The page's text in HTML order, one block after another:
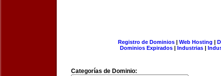
Registro de Dominios| Web Hosting |
Dominios Expirados | Industrias |
Categorías de Dominio: